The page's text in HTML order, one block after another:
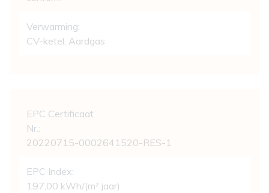
Verwarming:
CV-ketel, Aardgas
EPC Certificaat
Nr.:
20220715-0002641520-RES-1
EPC Index:
197,00 kWh/(m² jaar)